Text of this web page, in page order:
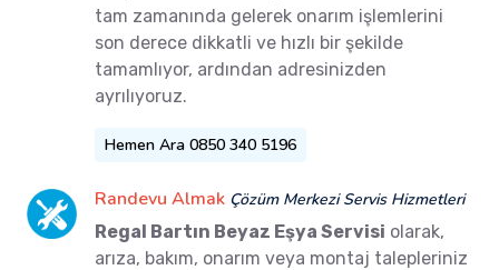
tam zamanında gelerek onarım işlemlerini
son derece dikkatli ve hızlı bir şekilde
tamamlıyor, ardından adresinizden
ayrılıyoruz.
Hemen Ara 0850 340 5196
Randevu Almak Çözüm Merkezi Servis Hizmetleri
Regal Bartın Beyaz Eşya Servisi olarak,
arıza, bakım, onarım veya montaj talepleriniz